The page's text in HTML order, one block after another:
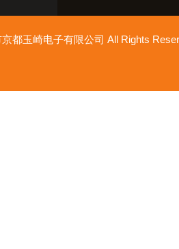
都玉崎电子有限公司 All Rights